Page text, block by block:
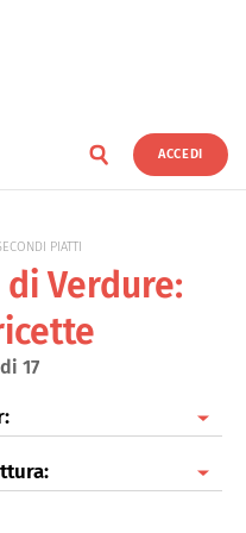
ACCEDI
PIATTI
Verdure:
17
Carne